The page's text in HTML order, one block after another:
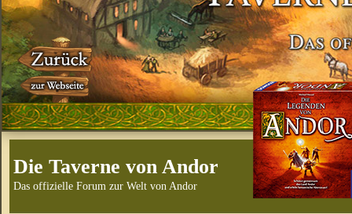
Die Taverne von Andor
Das offizielle Forum zur Welt von Andor